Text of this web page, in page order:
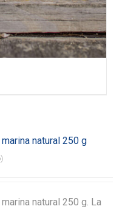
natural 250 g
natural 250 g. La